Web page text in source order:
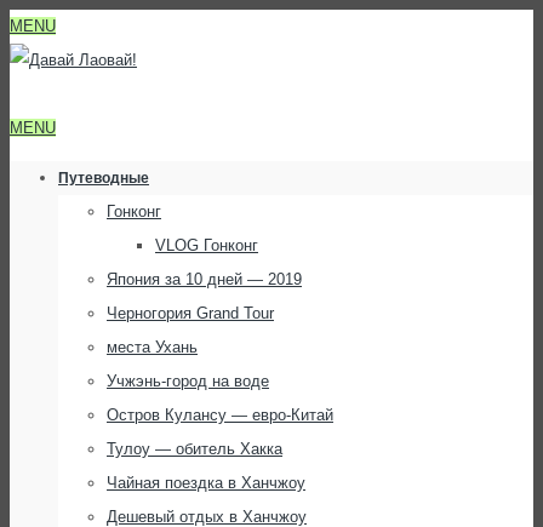
MENU
MENU
Путеводные
Гонконг
VLOG Гонконг
Япония за 10 дней — 2019
Черногория Grand Tour
места Ухань
Учжэнь-город на воде
Остров Кулансу — евро-Китай
Тулоу — обитель Хакка
Чайная поездка в Ханчжоу
Дешевый отдых в Ханчжоу